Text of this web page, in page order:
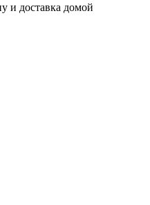
и доставка домой